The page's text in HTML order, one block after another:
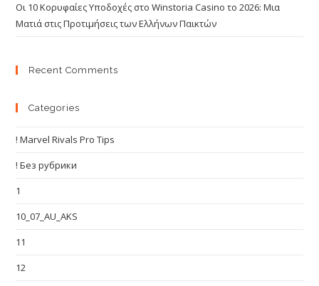
Οι 10 Κορυφαίες Υποδοχές στο Winstoria Casino το 2026: Μια
Ματιά στις Προτιμήσεις των Ελλήνων Παικτών
Recent Comments
Categories
! Marvel Rivals Pro Tips
! Без рубрики
1
10_07_AU_AKS
11
12